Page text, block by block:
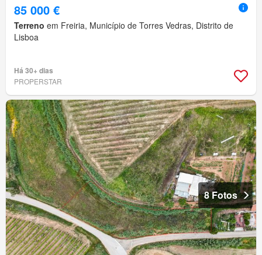
85 000 €
Terreno em Freiria, Município de Torres Vedras, Distrito de
Lisboa
Há 30+ dias
PROPERSTAR
8 Fotos